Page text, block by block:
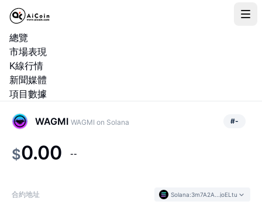
總覽
市場表現
K線行情
新聞媒體
項目數據
WAGMI WAGMI on Solana #-
$0.00 --
合約地址 Solana:3m7A2A...joELtu